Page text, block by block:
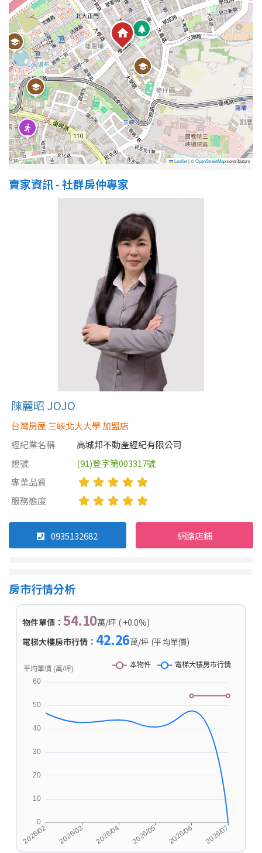
Leaflet|©OpenStreetMapcontributors
賣家資訊 - 社群房仲專家
陳麗昭 JOJO
台灣房屋 三峽北大大學 加盟店
經紀業名稱
高城邦不動產經紀有限公司
證號
(91)登字第003317號
專業品質
服務態度
0935132682 網路店鋪
房市行情分析
物件單價： 54.10萬/坪 ( +0.0%)
電梯大樓房市行情： 42.26萬/坪 (平均單價)